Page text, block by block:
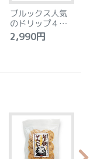
ブルックス人気
のドリップ４種
セット
2,990円